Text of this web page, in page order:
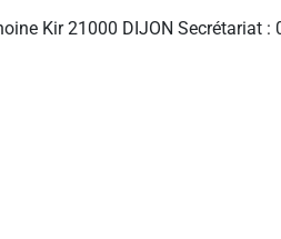
Kir 21000 DIJON Secrétariat :